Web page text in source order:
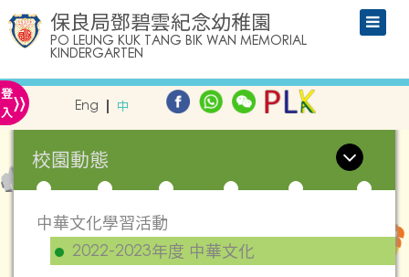
保良局鄧碧雲紀念幼稚園
PO LEUNG KUK TANG BIK WAN MEMORIAL
KINDERGARTEN
登
入» Eng 中
校園動態
中華文化學習活動
2022-2023年度 中華文化